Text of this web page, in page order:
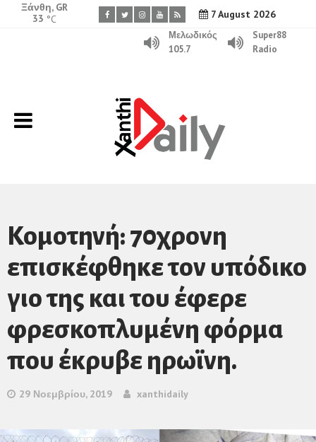
7 August 2026
Ξάνθη, GR
33 °C
Μελωδικός
105.7
Super88
Radio
Κομοτηνή: 70χρονη
επισκέφθηκε τον υπόδικο
γιο της και του έφερε
φρεσκοπλυμένη φόρμα
που έκρυβε ηρωϊνη.
29 Νοεμβρίου, 2019 xanthidaily